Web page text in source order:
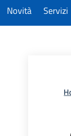
Novità Servizi